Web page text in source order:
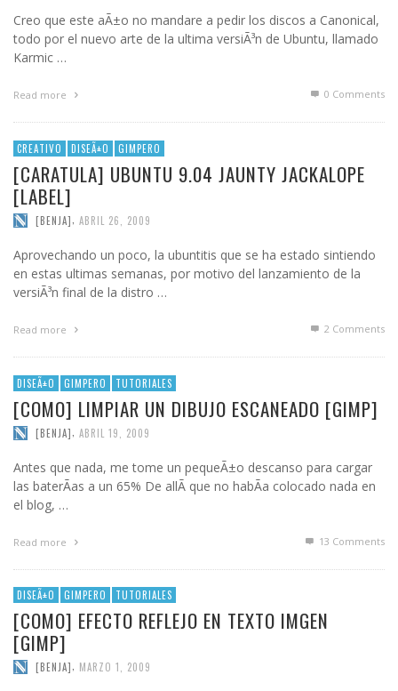
Creo que este aÃ±o no mandare a pedir los discos a Canonical,
todo por el nuevo arte de la ultima versiÃ³n de Ubuntu, llamado
Karmic …
Read more 0 Comments
CREATIVO DISEÃ±O GIMPERO
[CARATULA] UBUNTU 9.04 JAUNTY JACKALOPE
[LABEL]
[BENJA] ABRIL 26, 2009
Aprovechando un poco, la ubuntitis que se ha estado sintiendo
en estas ultimas semanas, por motivo del lanzamiento de la
versiÃ³n final de la distro …
Read more 2 Comments
DISEÃ±O GIMPERO TUTORIALES
[COMO] LIMPIAR UN DIBUJO ESCANEADO [GIMP]
[BENJA] ABRIL 19, 2009
Antes que nada, me tome un pequeÃ±o descanso para cargar
las baterÃ­as a un 65% De allÃ­ que no habÃ­a colocado nada en
el blog, …
Read more 13 Comments
DISEÃ±O GIMPERO TUTORIALES
[COMO] EFECTO REFLEJO EN TEXTO IMGEN
[GIMP]
[BENJA] MARZO 1, 2009